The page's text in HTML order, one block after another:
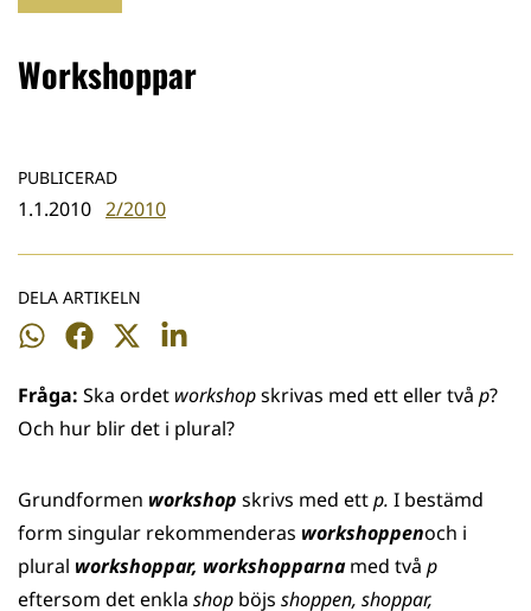
Workshoppar
PUBLICERAD
1.1.2010 2/2010
DELA ARTIKELN
Dela
WhatsApp
Dela
Facebook
Dela
Twitter
Dela
LinkedIn
Fråga: Ska ordet workshopskrivas med ett eller två p?
Och hur blir det i plural?
Grundformen workshop skrivs med ettp. I bestämd
form singular rekommenderas workshoppenoch i
plural workshoppar, workshopparnamed två p
eftersom det enkla shop böjs shoppen, shoppar,